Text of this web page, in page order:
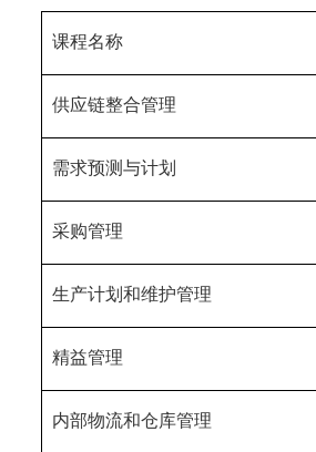
课程名称
供应链整合管理
需求预测与计划
采购管理
生产计划和维护管理
精益管理
内部物流和仓库管理